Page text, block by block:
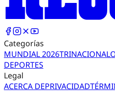
Categorías
MUNDIAL 2026TRINACIONAL
DEPORTES
Legal
ACERCA DEPRIVACIDAD